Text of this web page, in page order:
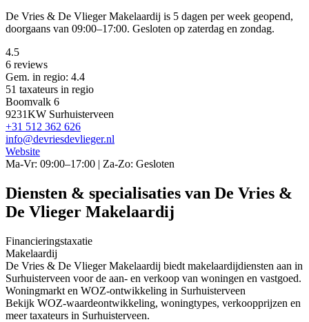
De Vries & De Vlieger Makelaardij is 5 dagen per week geopend,
doorgaans van 09:00–17:00. Gesloten op zaterdag en zondag.
4.5
6 reviews
Gem. in regio: 4.4
51 taxateurs in regio
Boomvalk 6
9231KW Surhuisterveen
+31 512 362 626
info@devriesdevlieger.nl
Website
Ma-Vr: 09:00–17:00 | Za-Zo: Gesloten
Diensten & specialisaties van De Vries &
De Vlieger Makelaardij
Financieringstaxatie
Makelaardij
De Vries & De Vlieger Makelaardij biedt makelaardijdiensten aan in
Surhuisterveen voor de aan- en verkoop van woningen en vastgoed.
Woningmarkt en WOZ-ontwikkeling in Surhuisterveen
Bekijk WOZ-waardeontwikkeling, woningtypes, verkoopprijzen en
meer taxateurs in Surhuisterveen.